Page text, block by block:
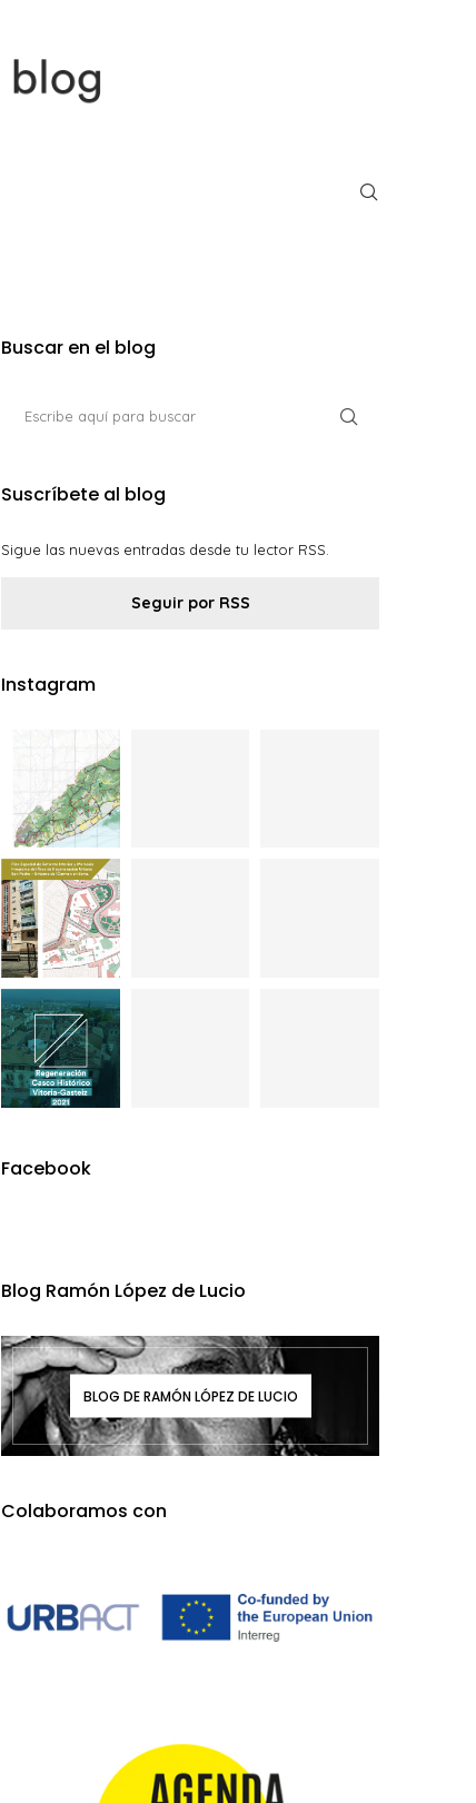
Buscar en el blog
Suscríbete al blog
Sigue las nuevas entradas desde tu lector RSS.
Seguir por RSS
Instagram
Facebook
Blog Ramón López de Lucio
BLOG DE RAMÓN LÓPEZ DE LUCIO
Colaboramos con